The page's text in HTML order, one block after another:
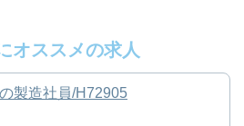
オススメの求人
製造社員/H72905